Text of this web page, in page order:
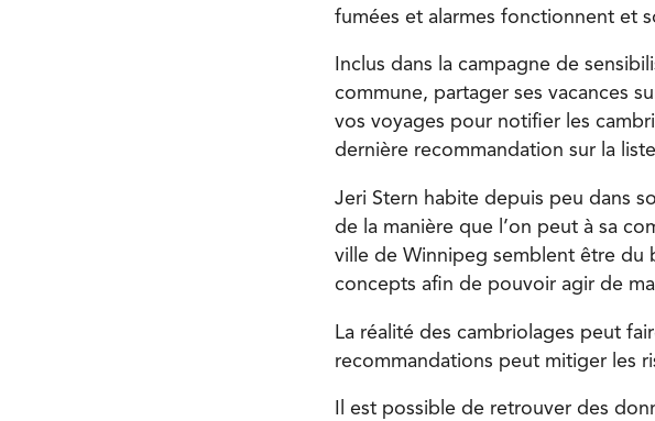
fumées et alarmes fonctionnent et
Inclus dans la campagne de
commune, partager ses vacances
vos voyages pour notifier les
dernière recommandation sur la
Jeri Stern habite depuis peu dans
de la manière que l’on peut à sa
ville de Winnipeg semblent être du
concepts afin de pouvoir agir de
La réalité des cambriolages peut
recommandations peut mitiger les
Il est possible de retrouver des